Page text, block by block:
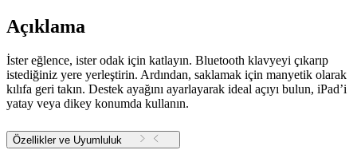
Açıklama
İster eğlence, ister odak için katlayın. Bluetooth klavyeyi çıkarıp
istediğiniz yere yerleştirin. Ardından, saklamak için manyetik olarak
kılıfa geri takın. Destek ayağını ayarlayarak ideal açıyı bulun, iPad’i
yatay veya dikey konumda kullanın.
Özellikler ve Uyumluluk